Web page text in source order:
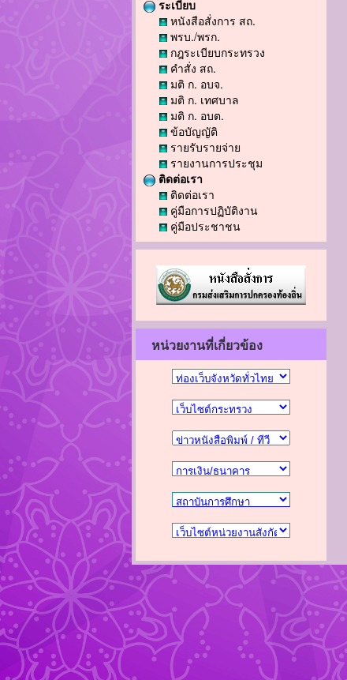
ระเบียบ
หนังสือสั่งการ สถ.
พรบ./พรก.
กฎระเบียบกระทรวง
คำสั่ง สถ.
มติ ก. อบจ.
มติ ก. เทศบาล
มติ ก. อบต.
ข้อบัญญัติ
รายรับรายจ่าย
รายงานการประชุม
ติดต่อเรา
ติดต่อเรา
คู่มือการปฏิบัติงาน
คู่มือประชาชน
หน่วยงานที่เกี่ยวข้อง